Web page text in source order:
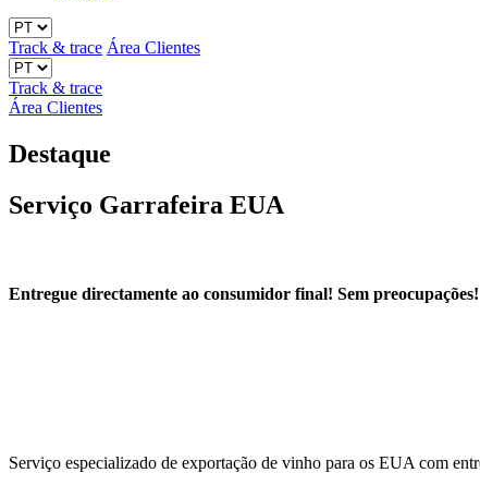
Track & trace Área Clientes
Track & trace
Área Clientes
Destaque
Serviço Garrafeira EUA
Entregue directamente ao consumidor final! Sem preocupações!
Serviço especializado de exportação de vinho para os EUA com